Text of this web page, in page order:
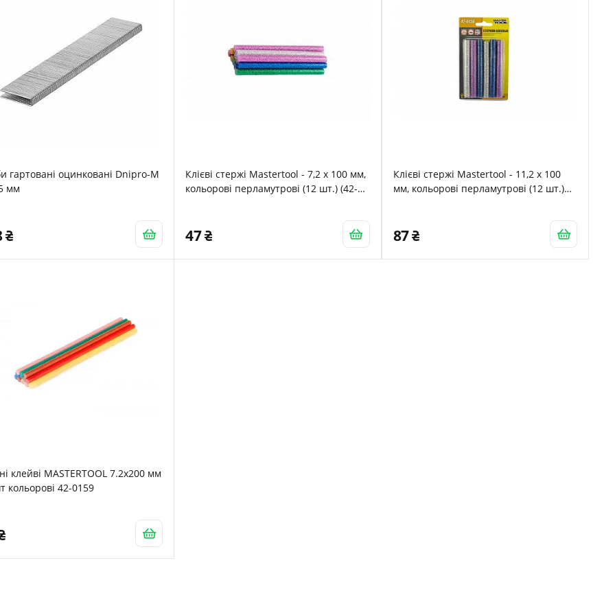
гартовані оцинковані Dnipro-M
мм
Клієві стержі Mastertool - 7,2 x 100 мм,
кольорові перламутрові (12 шт.) (42-
47
Клієві стержі Mastertool - 11,2 x 100
мм, кольорові перламутрові (12 шт.)
87
клейві MASTERTOOL 7.2х200 мм
кольорові 42-0159